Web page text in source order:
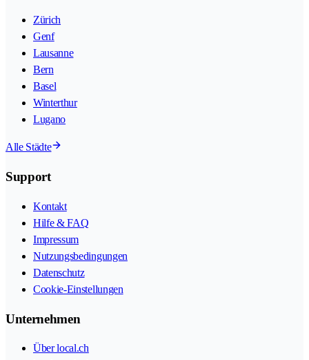
Zürich
Genf
Lausanne
Bern
Basel
Winterthur
Lugano
Alle Städte
Support
Kontakt
Hilfe & FAQ
Impressum
Nutzungsbedingungen
Datenschutz
Cookie-Einstellungen
Unternehmen
Über local.ch